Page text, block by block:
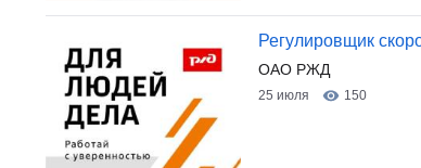
Регулировщик
ОАО РЖД
25 июля 150